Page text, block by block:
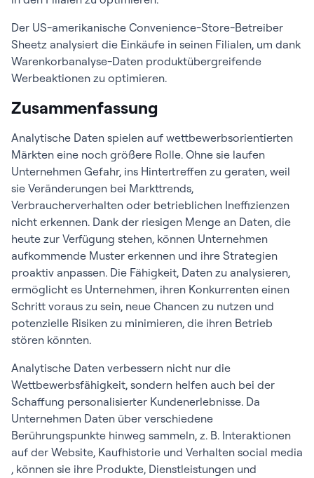
Der US-amerikanische Convenience-Store-Betreiber
Sheetz analysiert die Einkäufe in seinen Filialen, um dank
Warenkorbanalyse-Daten produktübergreifende
Werbeaktionen zu optimieren.
Zusammenfassung
Analytische Daten spielen auf wettbewerbsorientierten
Märkten eine noch größere Rolle. Ohne sie laufen
Unternehmen Gefahr, ins Hintertreffen zu geraten, weil
sie Veränderungen bei Markttrends,
Verbraucherverhalten oder betrieblichen Ineffizienzen
nicht erkennen. Dank der riesigen Menge an Daten, die
heute zur Verfügung stehen, können Unternehmen
aufkommende Muster erkennen und ihre Strategien
proaktiv anpassen. Die Fähigkeit, Daten zu analysieren,
ermöglicht es Unternehmen, ihren Konkurrenten einen
Schritt voraus zu sein, neue Chancen zu nutzen und
potenzielle Risiken zu minimieren, die ihren Betrieb
stören könnten.
Analytische Daten verbessern nicht nur die
Wettbewerbsfähigkeit, sondern helfen auch bei der
Schaffung personalisierter Kundenerlebnisse. Da
Unternehmen Daten über verschiedene
Berührungspunkte hinweg sammeln, z. B. Interaktionen
auf der Website, Kaufhistorie und Verhalten social media
, können sie ihre Produkte, Dienstleistungen und